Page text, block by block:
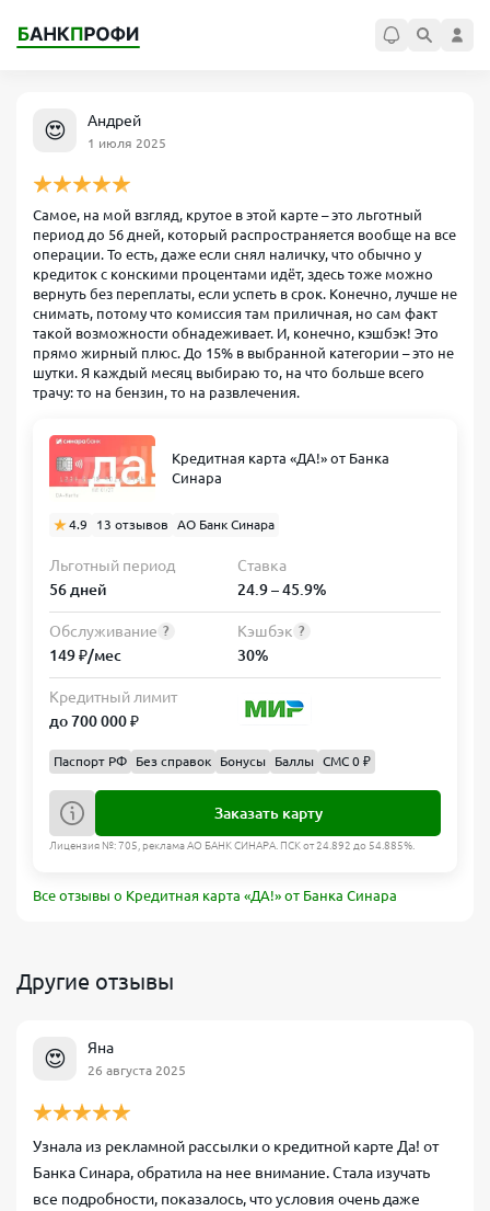
😍 Андрей
1 июля 2025
Самое, на мой взгляд, крутое в этой карте – это льготный
период до 56 дней, который распространяется вообще на все
операции. То есть, даже если снял наличку, что обычно у
кредиток с конскими процентами идёт, здесь тоже можно
вернуть без переплаты, если успеть в срок. Конечно, лучше не
снимать, потому что комиссия там приличная, но сам факт
такой возможности обнадеживает. И, конечно, кэшбэк! Это
прямо жирный плюс. До 15% в выбранной категории – это не
шутки. Я каждый месяц выбираю то, на что больше всего
трачу: то на бензин, то на развлечения.
Кредитная карта «ДА!» от Банка
Синара
4.9 13 отзывов АО Банк Синара
Льготный период
56 дней
Ставка
24.9 – 45.9%
Обслуживание ?
149 ₽/мес
Кэшбэк ?
30%
Кредитный лимит
до 700 000 ₽
Паспорт РФ Без справок Бонусы Баллы СМС 0 ₽
Заказать карту
Лицензия №: 705, реклама АО БАНК СИНАРА. ПСК от 24.892 до 54.885%.
Все отзывы о Кредитная карта «ДА!» от Банка Синара
Другие отзывы
😍 Яна
26 августа 2025
Узнала из рекламной рассылки о кредитной карте Да! от
Банка Синара, обратила на нее внимание. Стала изучать
все подробности, показалось, что условия очень даже